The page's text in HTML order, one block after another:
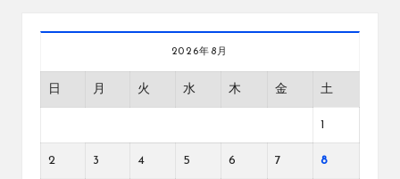
2026年8月
日 月 火 水 木 金 土
2 3 4 5 6 7 8